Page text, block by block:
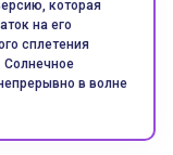
которая
на его
сплетения
Солнечное
в волне